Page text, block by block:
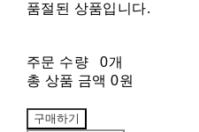
품절된 상품입니다.
주문 수량
0개
총 상품 금액 0원
구매하기